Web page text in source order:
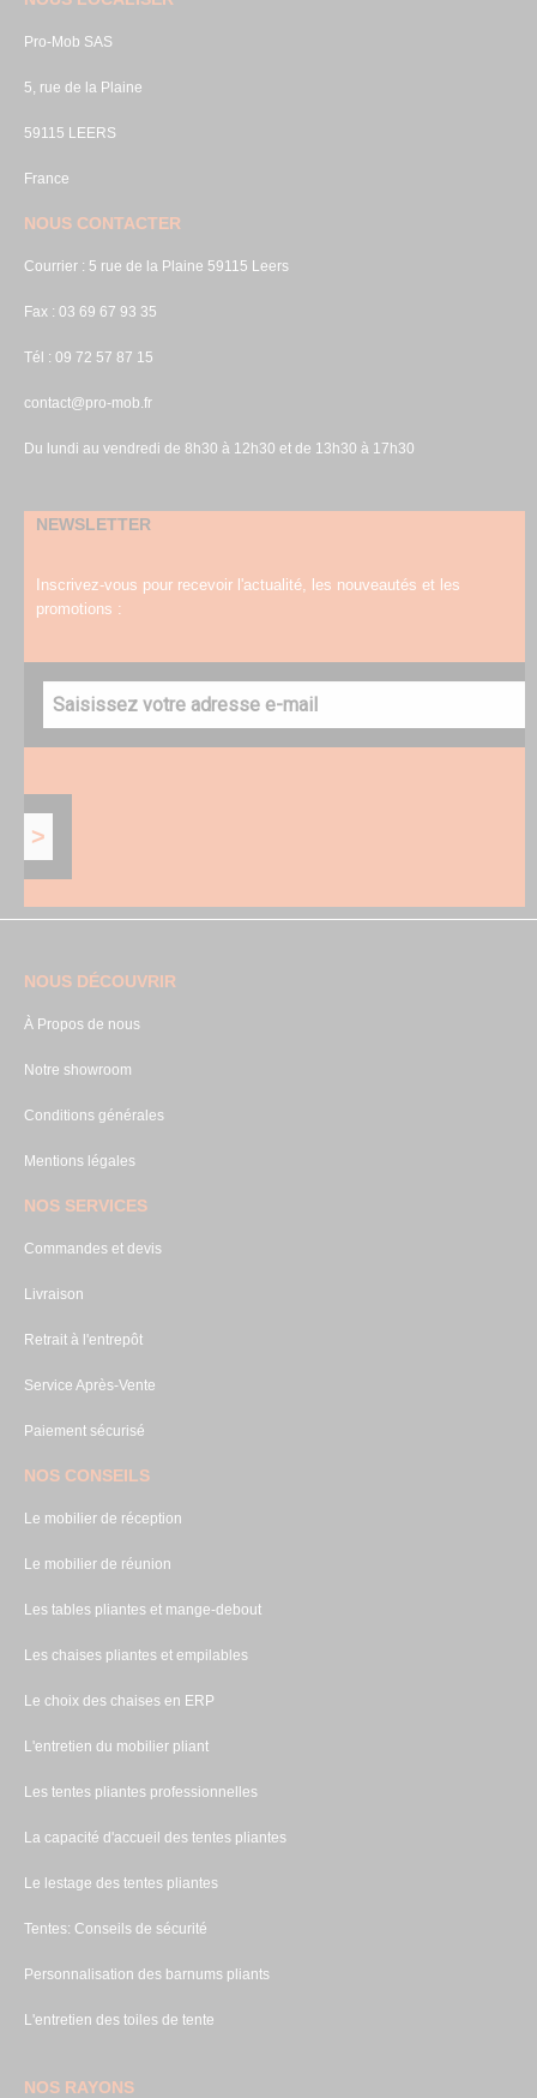
Pro-Mob SAS
5, rue de la Plaine
59115 LEERS
France
NOUS CONTACTER
Courrier : 5 rue de la Plaine 59115 Leers
Fax : 03 69 67 93 35
Tél : 09 72 57 87 15
contact@pro-mob.fr
Du lundi au vendredi de 8h30 à 12h30 et de 13h30 à 17h30
NEWSLETTER
Inscrivez-vous pour recevoir l'actualité, les nouveautés et les
promotions :
NOUS DÉCOUVRIR
À Propos de nous
Notre showroom
Conditions générales
Mentions légales
NOS SERVICES
Commandes et devis
Livraison
Retrait à l'entrepôt
Service Après-Vente
Paiement sécurisé
NOS CONSEILS
Le mobilier de réception
Le mobilier de réunion
Les tables pliantes et mange-debout
Les chaises pliantes et empilables
Le choix des chaises en ERP
L'entretien du mobilier pliant
Les tentes pliantes professionnelles
La capacité d'accueil des tentes pliantes
Le lestage des tentes pliantes
Tentes: Conseils de sécurité
Personnalisation des barnums pliants
L'entretien des toiles de tente
NOS RAYONS